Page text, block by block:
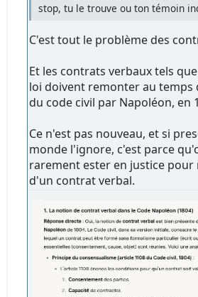
stop, tu le trouve ou ton témoin
C'est tout le problème des
Et les contrats verbaux tels
loi doivent remonter au temps
du code civil par Napoléon, en
Ce n'est pas nouveau, et si
monde l'ignore, c'est parce
rarement ester en justice pour
d'un contrat verbal.